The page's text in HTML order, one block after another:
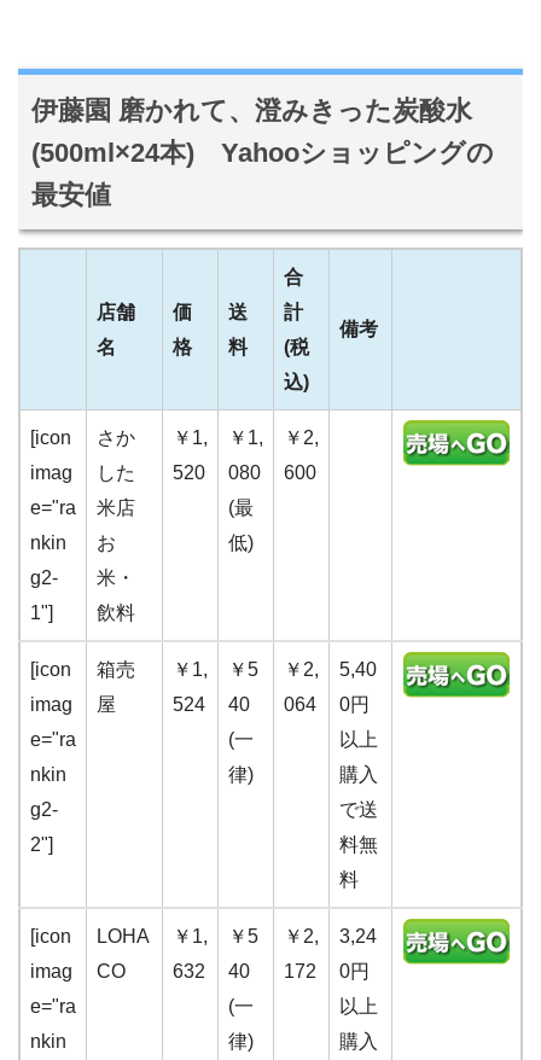
伊藤園 磨かれて、澄みきった炭酸水
(500ml×24本) Yahooショッピングの
最安値
店舗
名
価
格
送
料
合
計
(税
込)
備考
[icon
imag
e="ra
nkin
g2-
1"]
さか
した
米店
お
米・
飲料
￥1,
520
￥1,
080
(最
低)
￥2,
600
[icon
imag
e="ra
nkin
g2-
2"]
箱売
屋
￥1,
524
￥5
40
(一
律)
￥2,
064
5,40
0円
以上
購入
で送
料無
料
[icon
imag
e="ra
nkin
LOHA
CO
￥1,
632
￥5
40
(一
律)
￥2,
172
3,24
0円
以上
購入